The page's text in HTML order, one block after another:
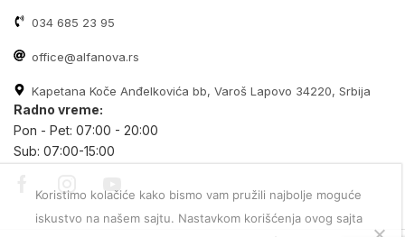
034 685 23 95
office@alfanova.rs
Kapetana Koče Anđelkovića bb, Varoš Lapovo 34220, Srbija
Radno vreme:
Pon - Pet: 07:00 - 20:00
Sub: 07:00-15:00
Koristimo kolačiće kako bismo vam pružili najbolje moguće
iskustvo na našem sajtu. Nastavkom korišćenja ovog sajta